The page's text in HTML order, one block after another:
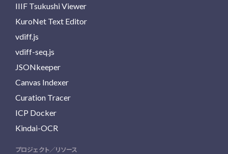
IIIF Tsukushi Viewer
KuroNet Text Editor
vdiff.js
vdiff-seq.js
JSONkeeper
Canvas Indexer
Curation Tracer
ICP Docker
Kindai-OCR
プロジェクト／リソース